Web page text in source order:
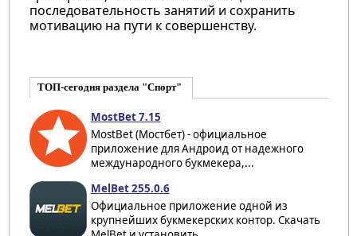
последовательность занятий и сохранить
мотивацию на пути к совершенству.
ТОП-сегодня раздела "Спорт"
MostBet 7.15
MostBet (Мостбет) - официальное
приложение для Андроид от надежного
международного букмекера,...
MelBet 255.0.6
Официальное приложение одной из
крупнейших букмекерских контор. Скачать